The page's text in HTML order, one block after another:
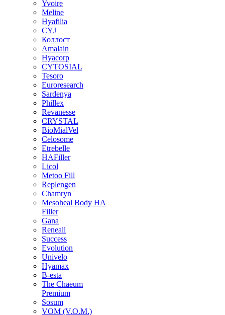
Yvoire
Meline
Hyafilia
CYJ
Коллост
Amalain
Hyacorp
CYTOSIAL
Tesoro
Euroresearch
Sardenya
Phillex
Revanesse
CRYSTAL
BioMialVel
Celosome
Etrebelle
HAFiller
Licol
Metoo Fill
Replengen
Chamryn
Mesoheal Body HA
Filler
Gana
Reneall
Success
Evolution
Univelo
Hyamax
B-esta
The Chaeum
Premium
Sosum
VOM (V.O.M.)